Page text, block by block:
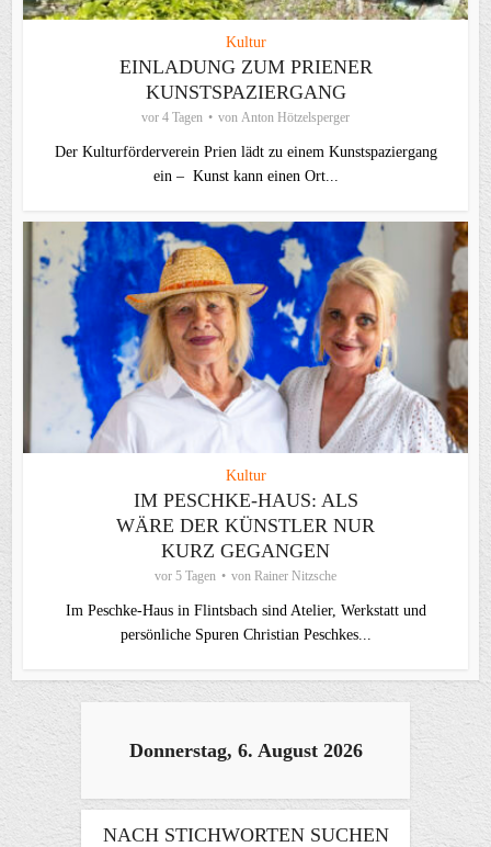
Kultur
EINLADUNG ZUM PRIENER
KUNSTSPAZIERGANG
vor 4 Tagen von Anton Hötzelsperger
Der Kulturförderverein Prien lädt zu einem Kunstspaziergang
ein – Kunst kann einen Ort...
Kultur
IM PESCHKE-HAUS: ALS
WÄRE DER KÜNSTLER NUR
KURZ GEGANGEN
vor 5 Tagen von Rainer Nitzsche
Im Peschke-Haus in Flintsbach sind Atelier, Werkstatt und
persönliche Spuren Christian Peschkes...
Donnerstag, 6. August 2026
NACH STICHWORTEN SUCHEN